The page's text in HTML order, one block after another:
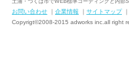
土浦・つくば市でWEB標準コーディングと内部
お問い合わせ ｜ 企業情報 ｜ サイトマップ｜
Copyrigt©2008-2015 adworks inc.all right